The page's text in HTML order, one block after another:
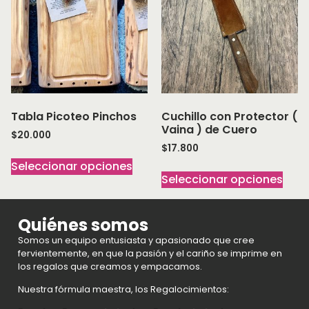
Tabla Picoteo Pinchos
$20.000
Seleccionar opciones
Cuchillo con Protector (
Vaina ) de Cuero
$17.800
Seleccionar opciones
Quiénes somos
Somos un equipo entusiasta y apasionado que cree
fervientemente, en que la pasión y el cariño se imprime en
los regalos que creamos y empacamos.
Nuestra fórmula maestra, los Regalocimientos: